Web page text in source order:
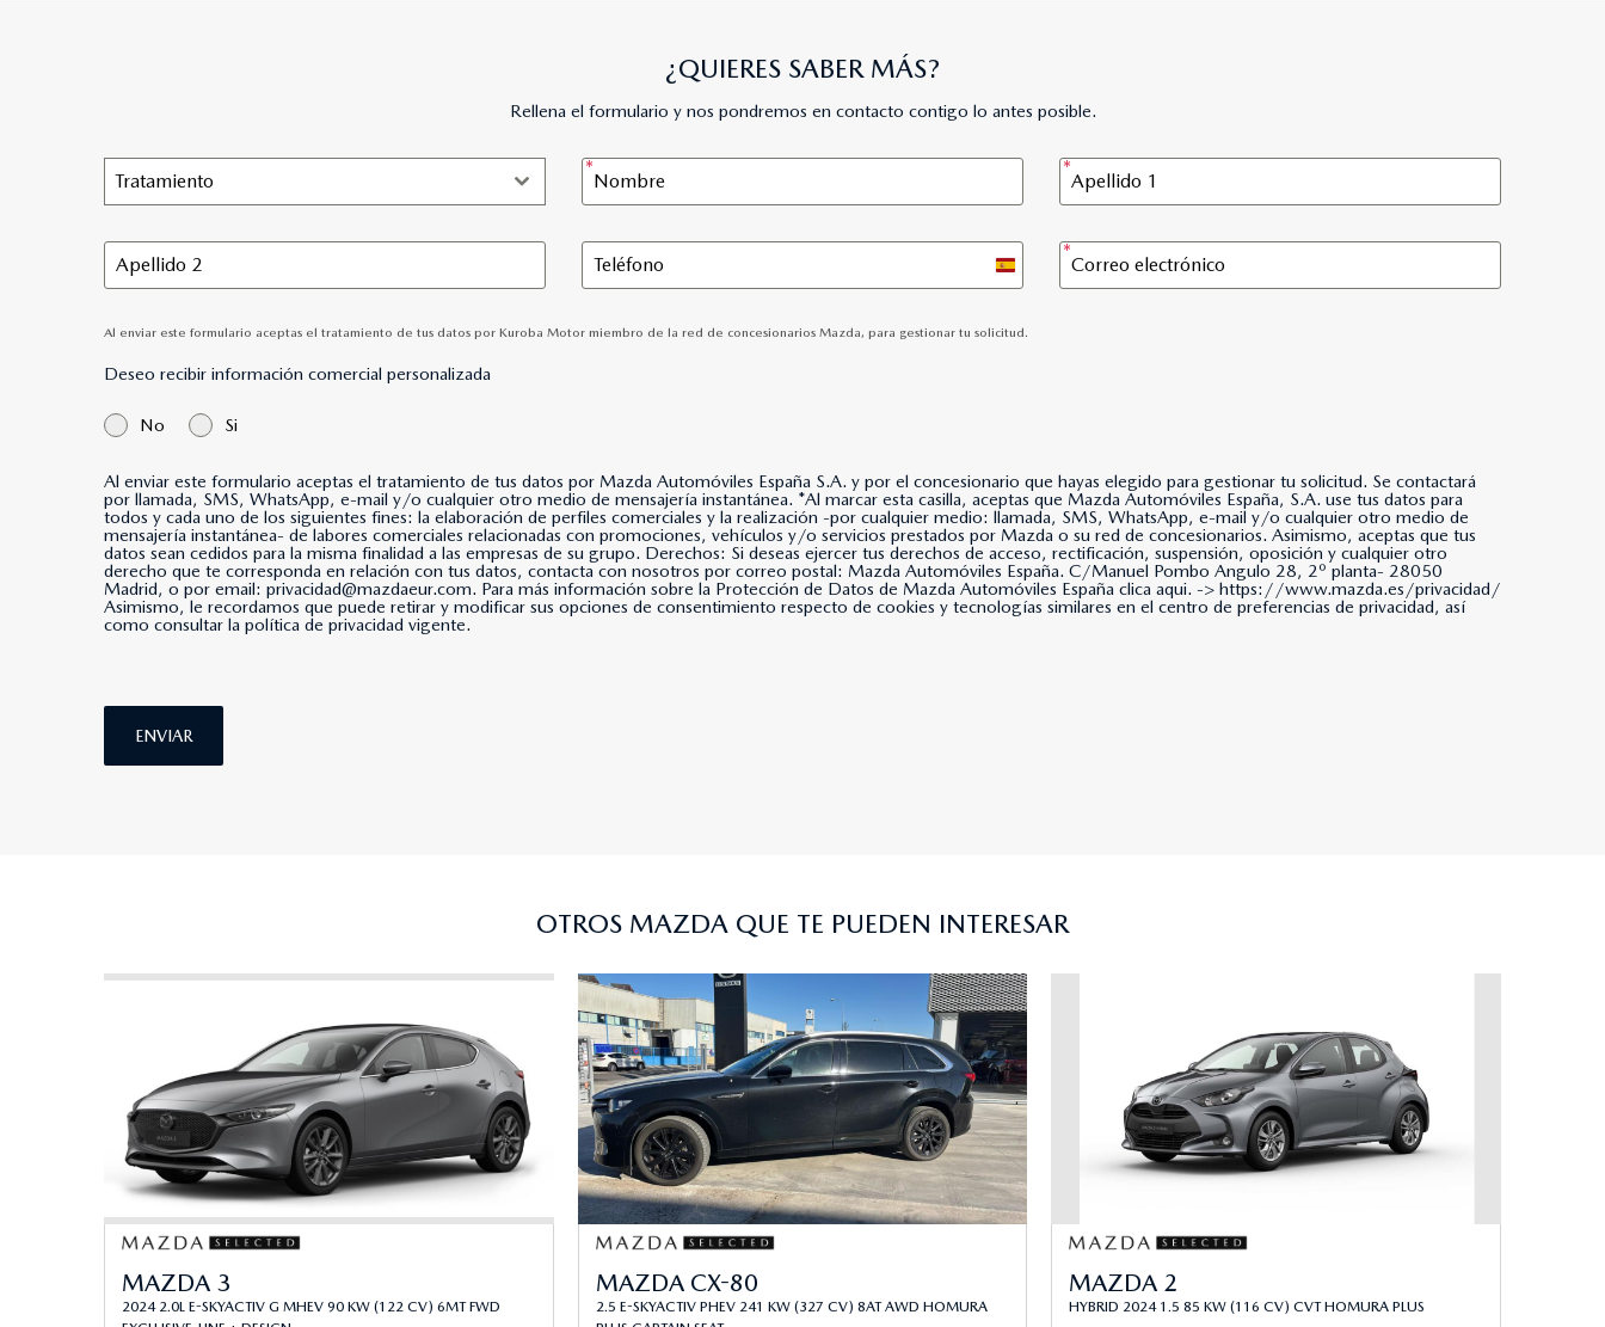
¿QUIERES SABER MÁS?
Rellena el formulario y nos pondremos en contacto contigo lo antes posible.
Tratamiento
Spain
+34
Al enviar este formulario aceptas el tratamiento de tus datos por Kuroba Motor miembro de la red de concesionarios Mazda, para gestionar tu solicitud.
Deseo recibir información comercial personalizada
No Si
Al enviar este formulario aceptas el tratamiento de tus datos por Mazda Automóviles España S.A. y por el concesionario que hayas elegido para gestionar tu solicitud. Se contactará
por llamada, SMS, WhatsApp, e-mail y/o cualquier otro medio de mensajería instantánea. *Al marcar esta casilla, aceptas que Mazda Automóviles España, S.A. use tus datos para
todos y cada uno de los siguientes fines: la elaboración de perfiles comerciales y la realización -por cualquier medio: llamada, SMS, WhatsApp, e-mail y/o cualquier otro medio de
mensajería instantánea- de labores comerciales relacionadas con promociones, vehículos y/o servicios prestados por Mazda o su red de concesionarios. Asimismo, aceptas que tus
datos sean cedidos para la misma finalidad a las empresas de su grupo. Derechos: Si deseas ejercer tus derechos de acceso, rectificación, suspensión, oposición y cualquier otro
derecho que te corresponda en relación con tus datos, contacta con nosotros por correo postal: Mazda Automóviles España. C/Manuel Pombo Angulo 28, 2º planta- 28050
Madrid, o por email: privacidad@mazdaeur.com. Para más información sobre la Protección de Datos de Mazda Automóviles España clica aqui. -> https://www.mazda.es/privacidad/
Asimismo, le recordamos que puede retirar y modificar sus opciones de consentimiento respecto de cookies y tecnologías similares en el centro de preferencias de privacidad, así
como consultar la política de privacidad vigente.
ENVIAR
OTROS MAZDA QUE TE PUEDEN INTERESAR
MAZDA 3
2024 2.0L E-SKYACTIV G MHEV 90 KW (122 CV) 6MT FWD
MAZDA CX-80
2.5 E-SKYACTIV PHEV 241 KW (327 CV) 8AT AWD HOMURA
MAZDA 2
HYBRID 2024 1.5 85 KW (116 CV) CVT HOMURA PLUS